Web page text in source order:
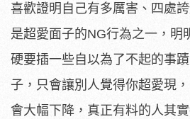
喜歡證明自己有多厲害、四處
是超愛面子的NG行為之一，明
硬要插一些自以為了不起的事
子，只會讓別人覺得你超愛現
會大幅下降，真正有料的人其